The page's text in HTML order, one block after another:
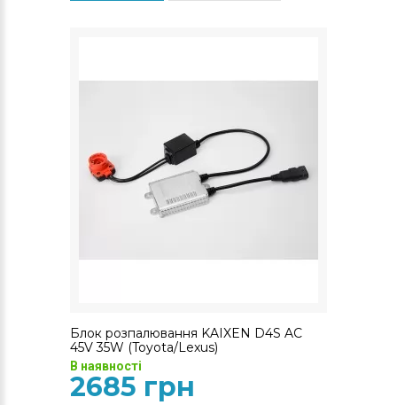
Блок розпалювання KAIXEN D4S AC
45V 35W (Toyota/Lexus)
В наявності
2685 грн